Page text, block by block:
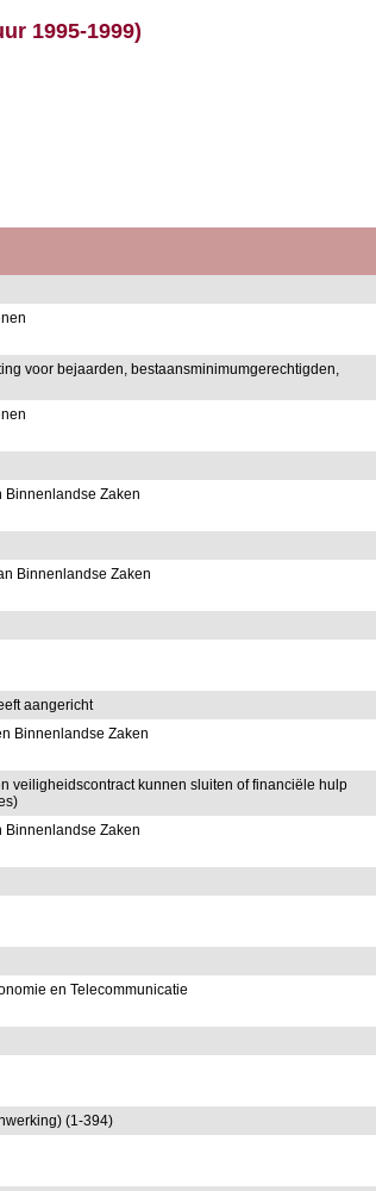
1995-1999)
voor bejaarden, bestaansminimumgerechtigden,
Binnenlandse Zaken
Binnenlandse Zaken
aangericht
Binnenlandse Zaken
veiligheidscontract kunnen sluiten of financiële hulp
Binnenlandse Zaken
en Telecommunicatie
(1-394)